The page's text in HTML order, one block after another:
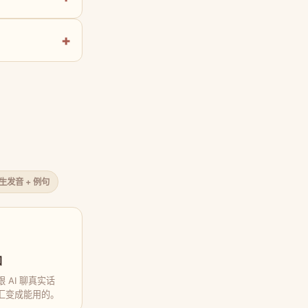
发音 + 例句
AI 聊真实话
成能用的。